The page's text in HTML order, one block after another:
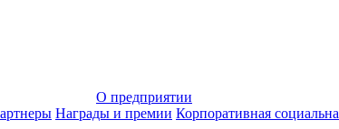
О предприятии
Награды и премии Корпоративная